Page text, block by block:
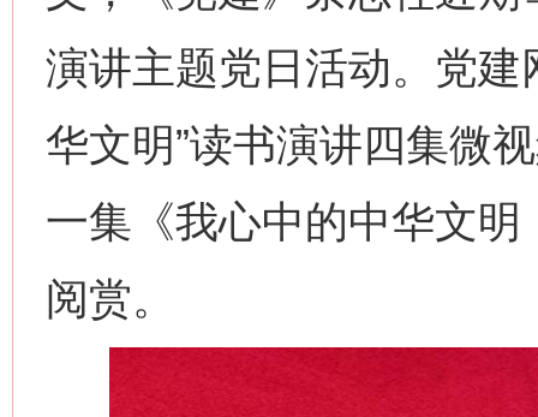
演讲主题党日活动。党建
华文明”读书演讲四集微
一集《我心中的中华文
阅赏。
这是一记警钟！ 谢